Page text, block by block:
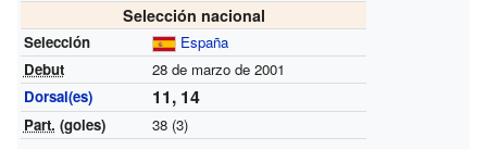
Selección nacional
Selección
España
Debut
28 de marzo de 2001
Dorsal(es)
11, 14
Part. (goles) 38 (3)